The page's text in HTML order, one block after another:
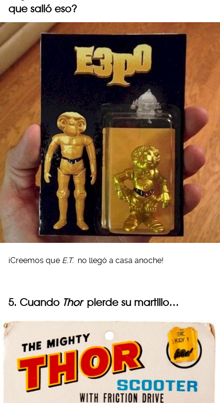
que salió eso?
¡Creemos que E.T. no llegó a casa anoche!
5. Cuando Thorpierde su martillo…